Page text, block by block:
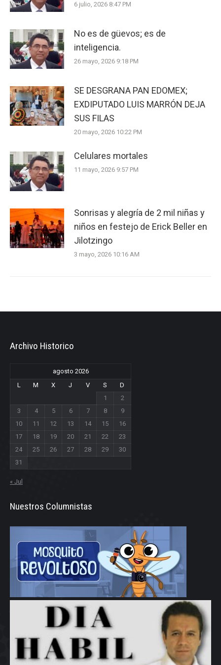
6 julio, 2026 8:47 PM
No es de güevos; es de
inteligencia.
26 mayo, 2026 9:18 PM
SE DESGRANA PAN EDOMEX;
EXDIPUTADO LUIS MARRÓN DEJA
SUS FILAS
20 mayo, 2026 10:22 PM
Celulares mortales
11 mayo, 2026 9:57 PM
Sonrisas y alegría de 2 mil niñas y
niños en festejo de Erick Beller en
Jilotzingo
3 mayo, 2026 10:16 AM
Archivo Historico
agosto 2026
L
M X J V S
D
1
2
3
4 5 6 7 8
9
10
11 12 13 14 15
16
17
18 19 20 21 22
23
24
25 26 27 28 29
30
31
« Jul
Nuestros Columnistas